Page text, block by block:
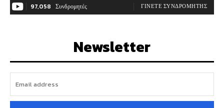
97,058 Συνδρομητές ΓΊΝΕΤΕ ΣΥΝΔΡΟΜΗΤΉΣ
Newsletter